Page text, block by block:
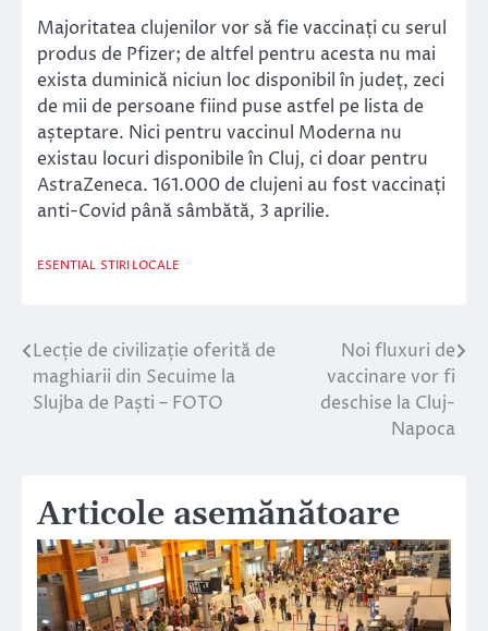
Majoritatea clujenilor vor să fie vaccinați cu serul
produs de Pfizer; de altfel pentru acesta nu mai
exista duminică niciun loc disponibil în județ, zeci
de mii de persoane fiind puse astfel pe lista de
așteptare. Nici pentru vaccinul Moderna nu
existau locuri disponibile în Cluj, ci doar pentru
AstraZeneca. 161.000 de clujeni au fost vaccinați
anti-Covid până sâmbătă, 3 aprilie.
ESENTIAL STIRI LOCALE
Navigare
în
Lecție de civilizație oferită de
maghiarii din Secuime la
Slujba de Paști – FOTO
Noi fluxuri de
vaccinare vor fi
deschise la Cluj-
Napoca
Articole asemănătoare